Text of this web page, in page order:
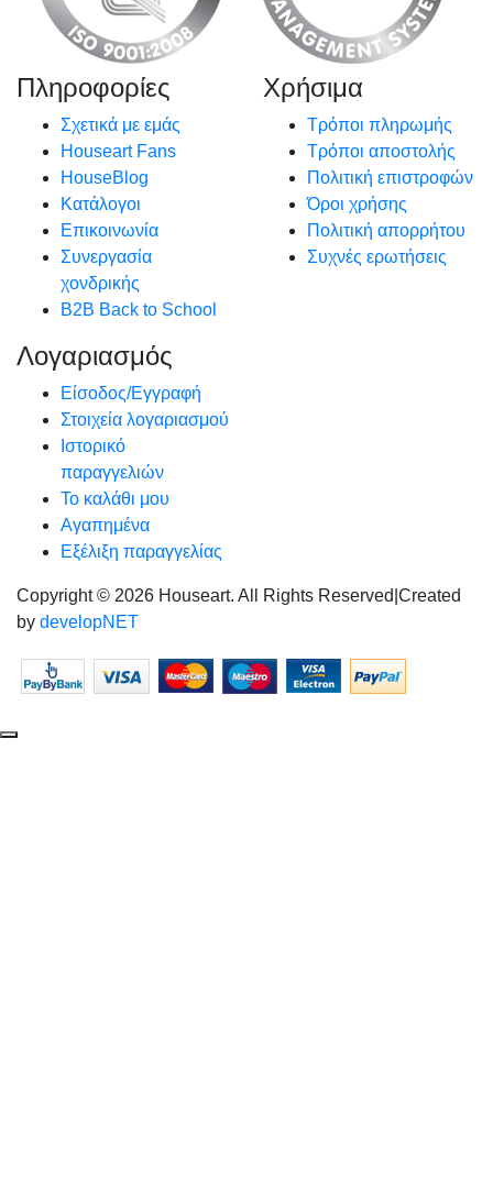
Πληροφορίες
Σχετικά με εμάς
Houseart Fans
HouseBlog
Κατάλογοι
Επικοινωνία
Συνεργασία
χονδρικής
B2B Back to School
Χρήσιμα
Τρόποι πληρωμής
Τρόποι αποστολής
Πολιτική επιστροφών
Όροι χρήσης
Πολιτική απορρήτου
Συχνές ερωτήσεις
Λογαριασμός
Είσοδος/Εγγραφή
Στοιχεία λογαριασμού
Ιστορικό
παραγγελιών
Το καλάθι μου
Αγαπημένα
Εξέλιξη παραγγελίας
Copyright © 2026 Houseart. All Rights Reserved Created
by developNET